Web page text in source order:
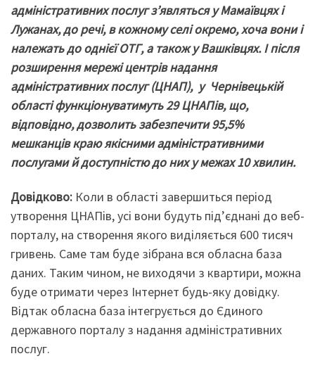
адміністративних послуг з’являться у Мамаївцях і
Лужанах, до речі, в кожному селі окремо, хоча вони і
належать до однієї ОТГ, а також у Вашківцях. І після
розширення мережі центрів надання
адміністративних послуг (ЦНАП), у Чернівецькій
області функціонуватимуть 29 ЦНАПів, що,
відповідно, дозволить забезпечити 95,5%
мешканців краю якісними адміністративними
послугами й доступністю до них у межах 10 хвилин.
Довідково: Коли в області завершиться період
утворення ЦНАПів, усі вони будуть під’єднані до веб-
порталу, на створення якого виділяється 600 тисяч
гривень. Саме там буде зібрана вся обласна база
даних. Таким чином, не виходячи з квартири, можна
буде отримати через Інтернет будь-яку довідку.
Відтак обласна база інтегрується до Єдиного
державного порталу з надання адміністративних
послуг.